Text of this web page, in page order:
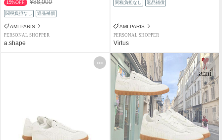
15%OFF ¥88,000
関税負担なし 返品補償
AMI PARIS
PERSONAL SHOPPER
a.shape
関税負担なし 返品補償
AMI PARIS
PERSONAL SHOPPER
Virtus